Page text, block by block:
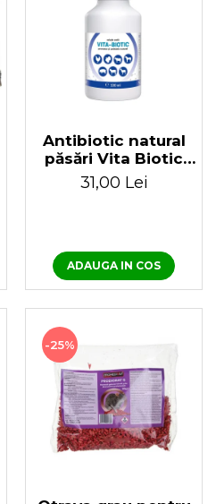
Antibiotic natural
păsări Vita Biotic
100 ml
31,00 Lei
ADAUGA IN COS
-25%